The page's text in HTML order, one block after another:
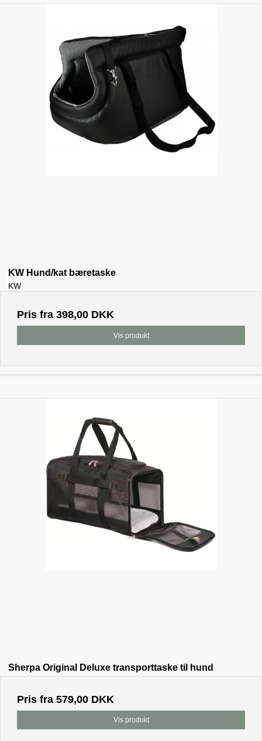
KW Hund/kat bæretaske
KW
Pris fra 398,00 DKK
Vis produkt
Sherpa Original Deluxe transporttaske til hund
Pris fra 579,00 DKK
Vis produkt